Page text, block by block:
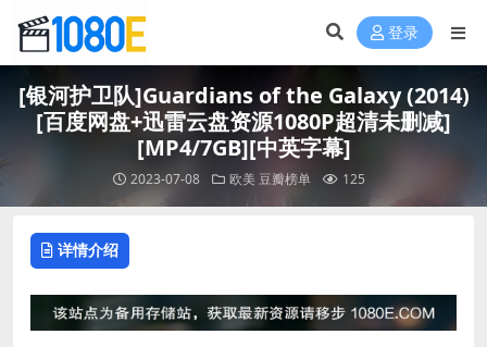
登录
[银河护卫队]Guardians of the Galaxy (2014)
[百度网盘+迅雷云盘资源1080P超清未删减]
[MP4/7GB][中英字幕]
2023-07-08 欧美豆瓣榜单 125
详情介绍